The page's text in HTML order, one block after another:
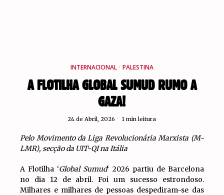
INTERNACIONAL · PALESTINA
A FLOTILHA GLOBAL SUMUD RUMO A
GAZA!
24 de Abril, 2026 1 min leitura
Pelo Movimento da Liga Revolucionária Marxista (M-
LMR), secção da UIT-QI na Itália
A Flotilha ‘Global Sumud‘ 2026 partiu de Barcelona
no dia 12 de abril. Foi um sucesso estrondoso.
Milhares e milhares de pessoas despediram-se das